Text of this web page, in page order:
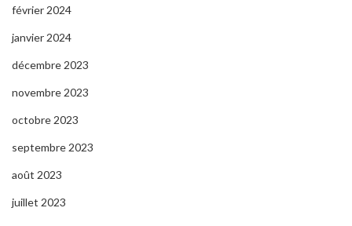
février 2024
janvier 2024
décembre 2023
novembre 2023
octobre 2023
septembre 2023
août 2023
juillet 2023